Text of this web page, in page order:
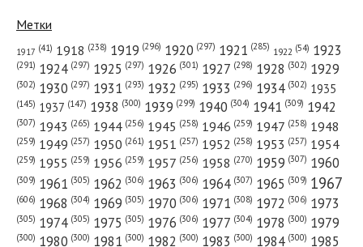
№ 242 от октября 1967 года — «Красный Север»
№ 221 от сентября 1938 года — «Красный Север»
Метки
1917 (41) 1918 (238) 1919 (296) 1920 (297) 1921 (285) 1922 (54) 1923
(291) 1924 (297) 1925 (297) 1926 (301) 1927 (298) 1928 (302) 1929
(302) 1930 (297) 1931 (293) 1932 (295) 1933 (296) 1934 (302) 1935
(145) 1937 (147) 1938 (300) 1939 (299) 1940 (304) 1941 (309) 1942
(307) 1943 (265) 1944 (256) 1945 (258) 1946 (259) 1947 (258) 1948
(259) 1949 (257) 1950 (261) 1951 (257) 1952 (258) 1953 (257) 1954
(259) 1955 (259) 1956 (259) 1957 (256) 1958 (270) 1959 (307) 1960
(309) 1961 (305) 1962 (306) 1963 (306) 1964 (307) 1965 (309) 1967
(606) 1968 (304) 1969 (305) 1970 (306) 1971 (308) 1972 (306) 1973
(305) 1974 (305) 1975 (305) 1976 (306) 1977 (304) 1978 (300) 1979
(300) 1980 (300) 1981 (300) 1982 (300) 1983 (300) 1984 (300) 1985